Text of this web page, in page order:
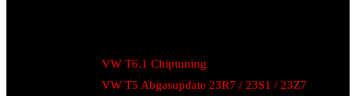
VW T6.1 Chiptuning
VW T5 Abgasupdate 23R7 / 23S1 / 23Z7